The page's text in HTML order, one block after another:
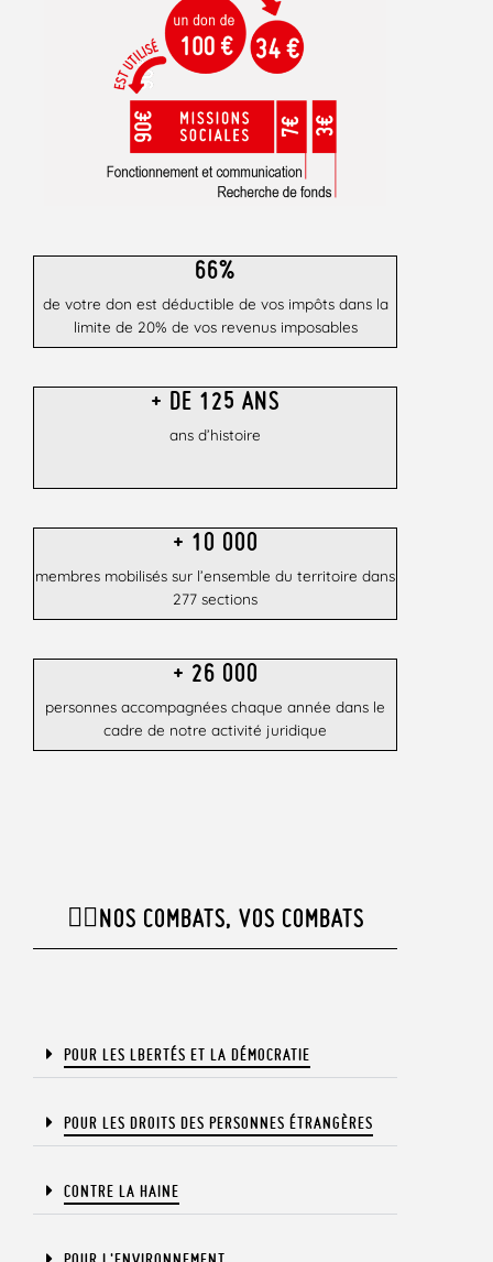
66%
de votre don est déductible de vos impôts dans la
limite de 20% de vos revenus imposables
+ DE 125 ANS
ans d’histoire
+ 10 000
membres mobilisés sur l’ensemble du territoire dans
277 sections
+ 26 000​
personnes accompagnées chaque année dans le
cadre de notre activité juridique
✊🏾NOS COMBATS, VOS COMBATS​
POUR LES LBERTÉS ET LA DÉMOCRATIE​
POUR LES DROITS DES PERSONNES ÉTRANGÈRES​
CONTRE LA HAINE